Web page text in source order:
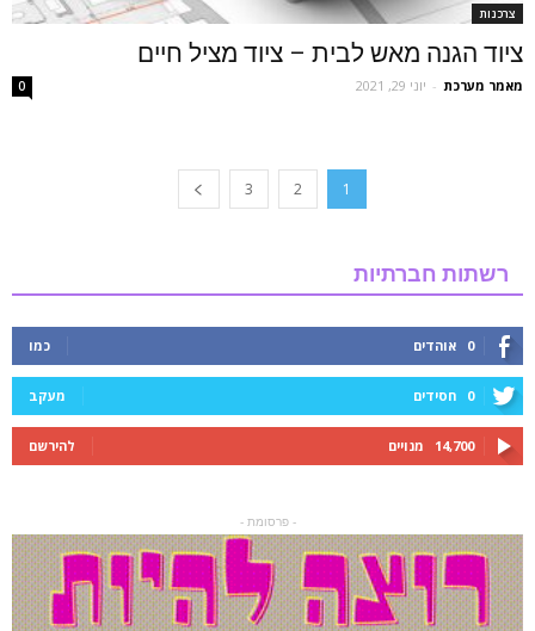
צרכנות
ציוד הגנה מאש לבית – ציוד מציל חיים
מאמר מערכת - יוני 29, 2021 0
1
2
3
רשתות חברתיות
0 אוהדים כמו
0 חסידים מעקב
14,700 מנויים להירשם
- פרסומת -